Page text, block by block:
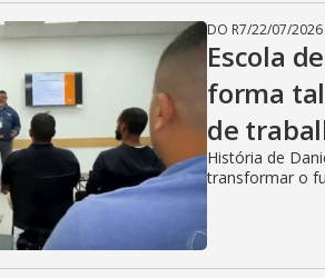
DO R7/22/07/2026
Escola
forma
de
História de
transformar o